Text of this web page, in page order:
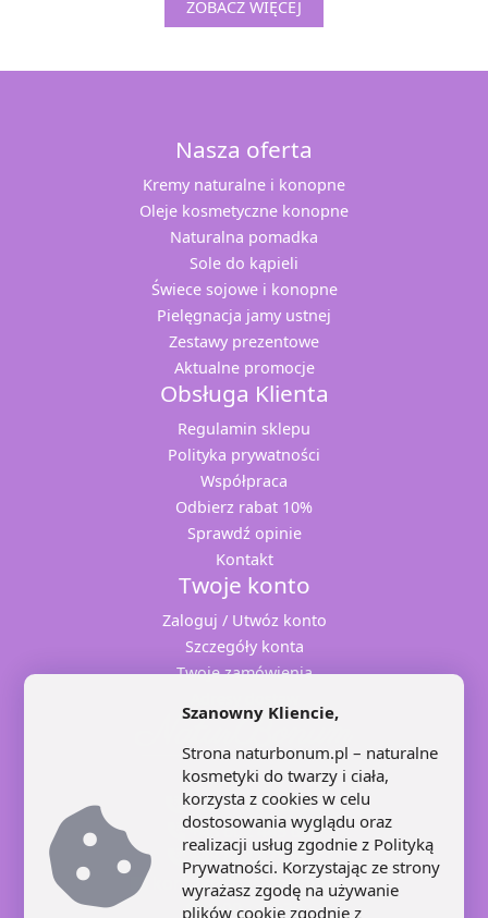
ZOBACZ WIĘCEJ
Nasza oferta
Kremy naturalne i konopne
Oleje kosmetyczne konopne
Naturalna pomadka
Sole do kąpieli
Świece sojowe i konopne
Pielęgnacja jamy ustnej
Zestawy prezentowe
Aktualne promocje
Obsługa Klienta
Regulamin sklepu
Polityka prywatności
Współpraca
Odbierz rabat 10%
Sprawdź opinie
Kontakt
Twoje konto
Zaloguj / Utwóz konto
Szczegóły konta
Twoje zamówienia
+48 71 707 22 25
+48 602 445 639
+48 664 871 959
kontakt@naturbonum.pl
8:00 – 17:30
Szanowny Kliencie,
Strona naturbonum.pl – naturalne
kosmetyki do twarzy i ciała,
korzysta z cookies w celu
dostosowania wyglądu oraz
realizacji usług zgodnie z Polityką
Prywatności. Korzystając ze strony
wyrażasz zgodę na używanie
plików cookie zgodnie z